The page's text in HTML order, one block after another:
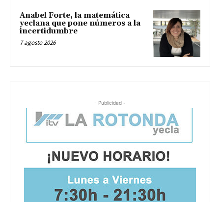
Anabel Forte, la matemática
yeclana que pone números a la
incertidumbre
7 agosto 2026
- Publicidad -